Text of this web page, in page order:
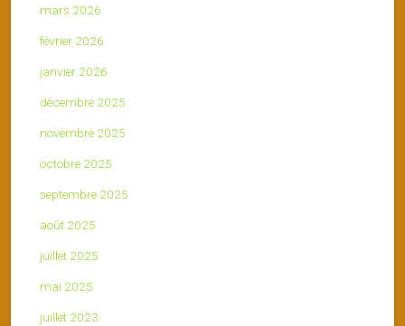
mars 2026
février 2026
janvier 2026
décembre 2025
novembre 2025
octobre 2025
septembre 2025
août 2025
juillet 2025
mai 2025
juillet 2023